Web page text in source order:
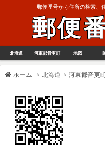
郵便番号から住所の検索、
郵便
北海道 河東郡音更町 地図
ホーム 北海道 河東郡音更